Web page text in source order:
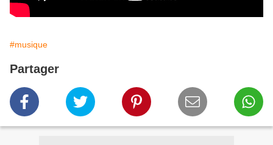
#musique
Partager